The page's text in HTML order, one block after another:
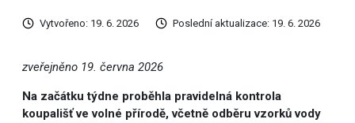
Vytvořeno: 19. 6. 2026 Poslední aktualizace: 19. 6. 2026
zveřejněno 19. června 2026
Na začátku týdne proběhla pravidelná kontrola
koupališť ve volné přírodě, včetně odběru vzorků vody